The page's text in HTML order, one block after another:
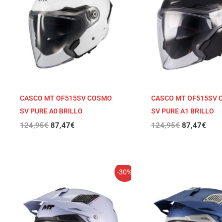
CASCO MT OF515SV COSMO
SV PURE A0 BRILLO
124,95€
124,95€.
87,47€
87,47€.
CASCO MT OF515SV
SV PURE A1 BRILLO
124,95€
124,95€.
87,47€
-30%
original
era:
114,95€.
actual
es:
80,47€.
original
era:
114,95€.
actual
es: